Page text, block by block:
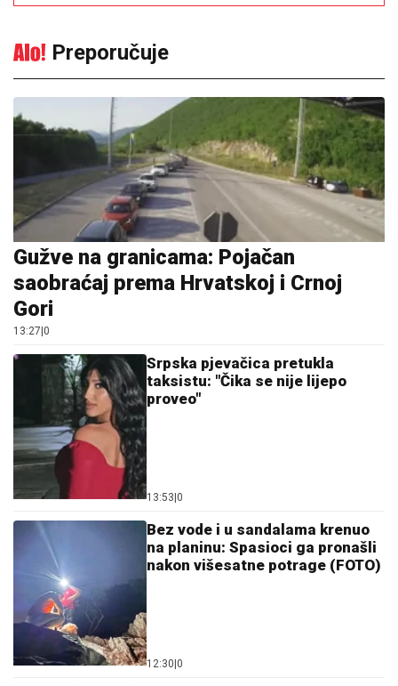
Preporučuje
Gužve na granicama: Pojačan
saobraćaj prema Hrvatskoj i Crnoj
Gori
13:27 0
Srpska pjevačica pretukla
taksistu: "Čika se nije lijepo
proveo"
13:53 0
Bez vode i u sandalama krenuo
na planinu: Spasioci ga pronašli
nakon višesatne potrage (FOTO)
12:30 0